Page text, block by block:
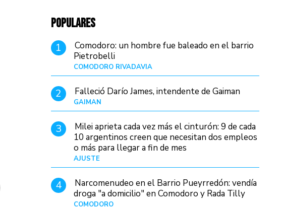
POPULARES
1
Comodoro: un hombre fue baleado en el barrio
Pietrobelli
COMODORO RIVADAVIA
2 Falleció Darío James, intendente de Gaiman
GAIMAN
3
Milei aprieta cada vez más el cinturón: 9 de cada
10 argentinos creen que necesitan dos empleos
o más para llegar a fin de mes
AJUSTE
4
Narcomenudeo en el Barrio Pueyrredón: vendía
droga "a domicilio" en Comodoro y Rada Tilly
COMODORO